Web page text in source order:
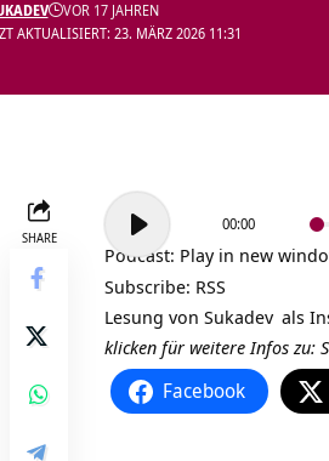
AKTUALISIERT: 23. MÄRZ 2026 11:31
VOR 17 JAHREN
SHARE
Audio-
Player
00:00
Podcast: Play in new
Subscribe: RSS
Lesung von Sukadev als
klicken für weitere Infos zu:
Facebook